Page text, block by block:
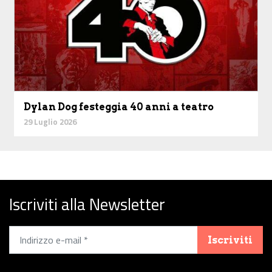
Dylan Dog festeggia 40 anni a teatro
29 Luglio 2026
Iscriviti alla Newsletter
Iscriviti